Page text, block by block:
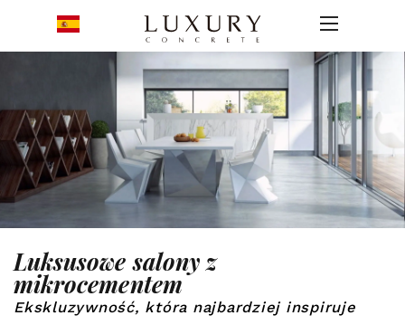
Luksusowe salony z
mikrocementem
Ekskluzywność, która najbardziej inspiruje